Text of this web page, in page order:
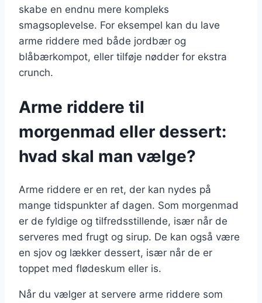
skabe en endnu mere kompleks
smagsoplevelse. For eksempel kan du lave
arme riddere med både jordbær og
blåbærkompot, eller tilføje nødder for ekstra
crunch.
Arme riddere til
morgenmad eller dessert:
hvad skal man vælge?
Arme riddere er en ret, der kan nydes på
mange tidspunkter af dagen. Som morgenmad
er de fyldige og tilfredsstillende, især når de
serveres med frugt og sirup. De kan også være
en sjov og lækker dessert, især når de er
toppet med flødeskum eller is.
Når du vælger at servere arme riddere som